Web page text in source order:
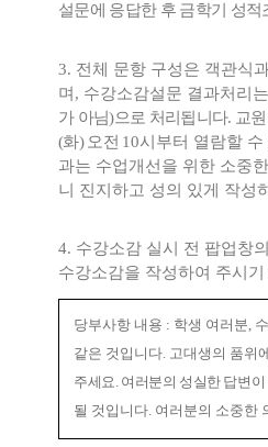
설문에 응답한 후 금학기 성
3. 전체 문항 구성은 객관식
며 , 수강소감설문 결과처리는
가 아님)으로 처리됩니다. 교
(화)오전 10시부터 열람할 수
과는 수업개선을 위한 소중
니 진지하고 성의 있게 작성
4. 수강소감 실시 전 팝업창
수강소감을 작성하여 주시기
당부사항 내용 : 학생 여러분,
같은 것입니다. 고대생의 품위
주세요. 여러분의 성실한 답변이
될 것입니다. 여러분의 소중한